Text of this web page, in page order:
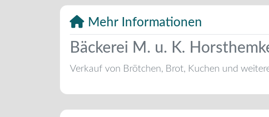
Mehr Informationen
Bäckerei M. u. K.
Verkauf von Brötchen, Brot, Kuchen und